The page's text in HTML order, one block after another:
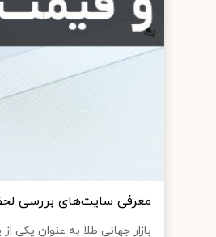
معرفی سایت‌های بررسی
بازار جهانی طلا به‌ عنوان یکی